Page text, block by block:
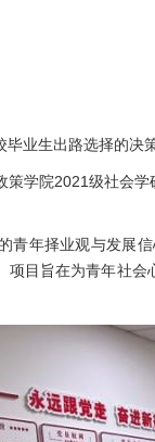
业生出路选择的决
策学院2021级社会
青年择业观与发展
项目旨在为青年社